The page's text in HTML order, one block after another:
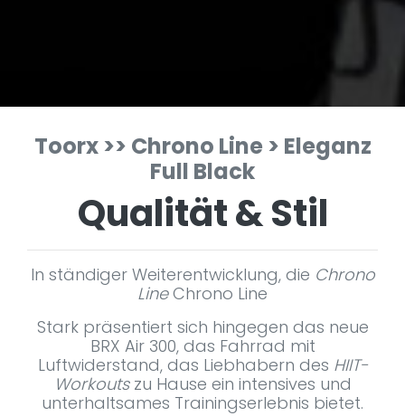
Toorx >> Chrono Line > Eleganz
Full Black
Qualität & Stil
In ständiger Weiterentwicklung, die Chrono
LineChrono Line
Stark präsentiert sich hingegen das neue
BRX Air 300, das Fahrrad mit
Luftwiderstand, das Liebhabern des HIIT-
Workoutszu Hause ein intensives und
unterhaltsames Trainingserlebnis bietet.